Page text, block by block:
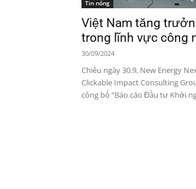
Tin nóng
Việt Nam tăng
trong lĩnh vực công
30/09/2024
Chiều ngày 30.9, New Energy
Clickable Impact Consulting
công bố “Báo cáo Đầu tư Khởi